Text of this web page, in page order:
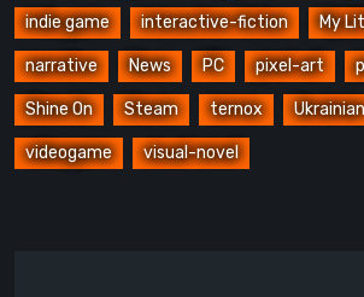
indie game interactive-fiction My
narrative News PC pixel-art
Shine On Steam ternox
videogame visual-novel